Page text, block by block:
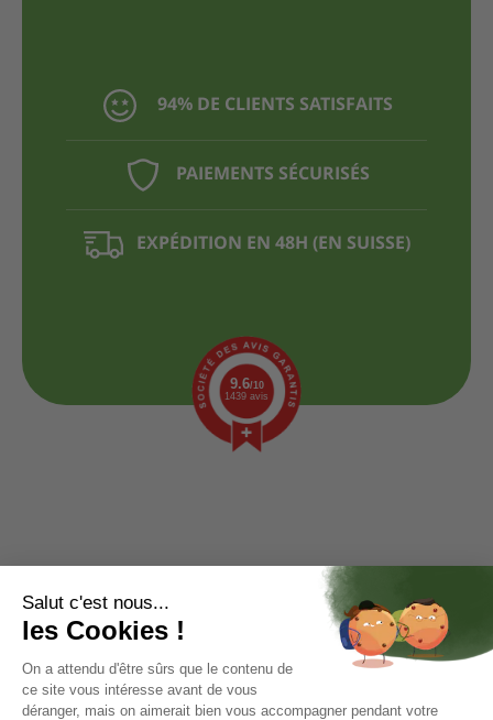
94% DE CLIENTS SATISFAITS
PAIEMENTS SÉCURISÉS
EXPÉDITION EN 48H (EN SUISSE)
9.6/10
1439 avis